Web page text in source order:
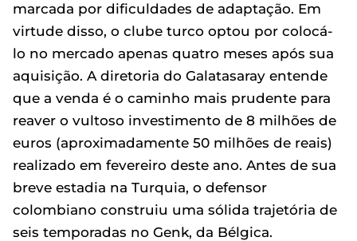
marcada por dificuldades de adaptação. Em
virtude disso, o clube turco optou por colocá-
lo no mercado apenas quatro meses após sua
aquisição. A diretoria do Galatasaray entende
que a venda é o caminho mais prudente para
reaver o vultoso investimento de 8 milhões de
euros (aproximadamente 50 milhões de reais)
realizado em fevereiro deste ano. Antes de sua
breve estadia na Turquia, o defensor
colombiano construiu uma sólida trajetória de
seis temporadas no Genk, da Bélgica.